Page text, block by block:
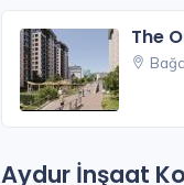
The
Aydur İnşaat